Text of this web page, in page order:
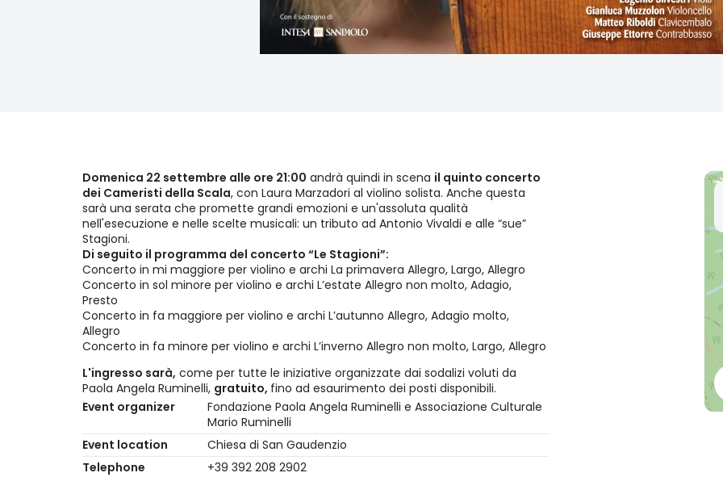
Domenica 22 settembre alle ore 21:00 andrà quindi in scena il quinto concerto
dei Cameristi della Scala, con Laura Marzadori al violino solista. Anche questa
sarà una serata che promette grandi emozioni e un'assoluta qualità
nell'esecuzione e nelle scelte musicali: un tributo ad Antonio Vivaldi e alle “sue”
Stagioni.
Di seguito il programma del concerto “Le Stagioni”:
Concerto in mi maggiore per violino e archi La primavera Allegro, Largo, Allegro
Concerto in sol minore per violino e archi L’estate Allegro non molto, Adagio,
Presto
Concerto in fa maggiore per violino e archi L’autunno Allegro, Adagio molto,
Allegro
Concerto in fa minore per violino e archi L’inverno Allegro non molto, Largo, Allegro
L'ingresso sarà, come per tutte le iniziative organizzate dai sodalizi voluti da
Paola Angela Ruminelli, gratuito, fino ad esaurimento dei posti disponibili.
Event organizer
Fondazione Paola Angela Ruminelli e Associazione Culturale
Mario Ruminelli
Event location
Chiesa di San Gaudenzio
Telephone
+39 392 208 2902